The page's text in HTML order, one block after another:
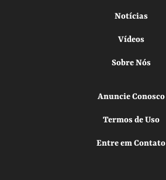
Notícias
Vídeos
Sobre Nós
Anuncie Conosco
Termos de Uso
Entre em Contato